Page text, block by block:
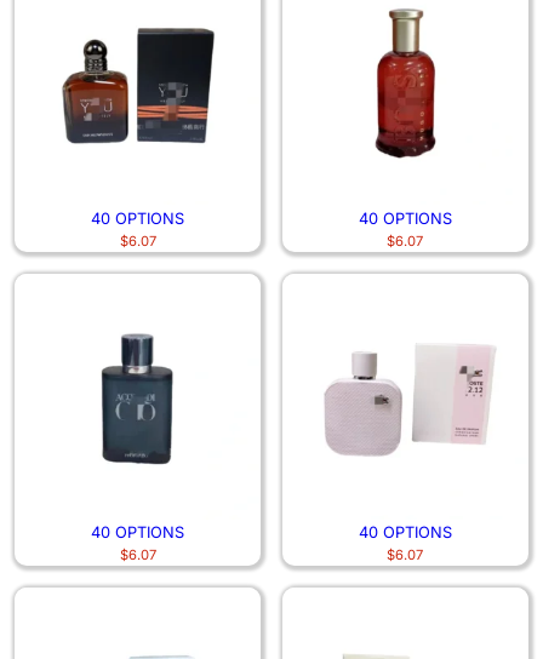
40 OPTIONS
$6.07
40 OPTIONS
$6.07
40 OPTIONS
$6.07
40 OPTIONS
$6.07